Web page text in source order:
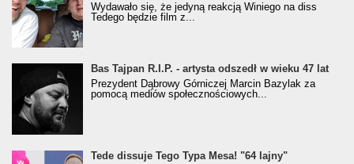
Wydawało się, że jedyną reakcją Winiego na diss
Tedego będzie film z...
Bas Tajpan R.I.P. - artysta odszedł w wieku 47 lat
Prezydent Dąbrowy Górniczej Marcin Bazylak za
pomocą mediów społecznościowych...
Tede dissuje Tego Typa Mesa! "64 lajny"